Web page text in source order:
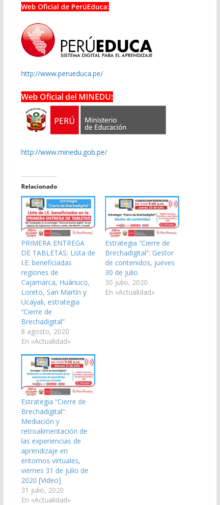
Web Oficial de PerúEduca:
http://www.perueduca.pe/
Web Oficial del MINEDU:
http://www.minedu.gob.pe/
Relacionado
PRIMERA ENTREGA
DE TABLETAS: Lista de
I.E. beneficiadas
regiones de
Cajamarca, Huánuco,
Loreto, San Martín y
Ucayali, estrategia
“Cierre de
Brechadigital”
8 agosto, 2020
En «Actualidad»
Estrategia “Cierre de
Brechadigital”: Gestor
de contenidos, jueves
30 de julio
30 julio, 2020
En «Actualidad»
Estrategia “Cierre de
Brechadigital”:
Mediación y
retroalimentación de
las experiencias de
aprendizaje en
entornos virtuales,
viernes 31 de julio de
2020 [Video]
31 julio, 2020
En «Actualidad»